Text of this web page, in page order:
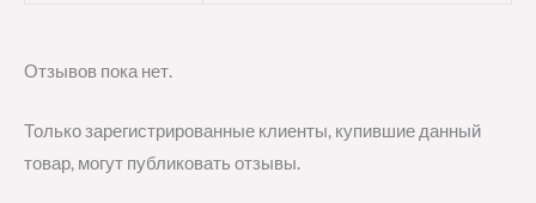
Отзывов пока нет.
Только зарегистрированные клиенты, купившие данный
товар, могут публиковать отзывы.